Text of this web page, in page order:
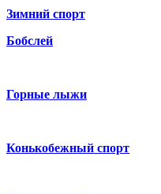
Зимний спорт
Бобслей
Горные лыжи
Конькобежный спорт